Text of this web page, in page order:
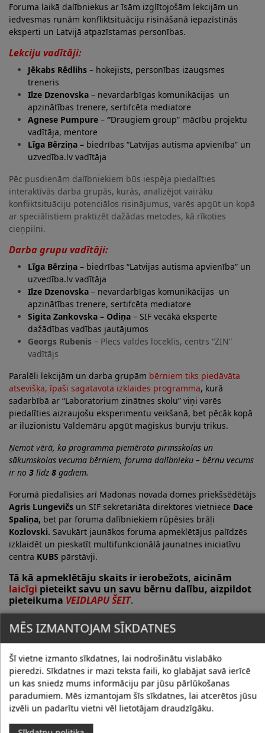
Foruma laikā dalībniekus ar īsām izglītojošām lekcijām un
iedvesmas runām konfliktsituāciju risināšanā iepazīstinās
eksperti un Latvijā atpazīstamas personības.
Lekciju vadītāji:
Jēkabs Rēdlihs – hokejists, personības izaugsmes
treneris
Ilze Dzenovska – nevardarbīgas komunikācijas un
apzinātības trenere, sertifcēta mediatore
Agnese Pumpure – “Draugiem group” mācību projektu
vadītāja, mentore
Līga Bērziņa – biedrības “Latvijas autisma apvienība” un
uzvedība.lv vadītāja
Pēc pusdienām dalībniekiem būs iespēja piedalīties
interaktīvās darba grupās, kurās, analizējot vairāku
konfliktsituāciju potenciālos risinājumus, varēs apgūt un kopā
ar speciālistiem praktizēt dažādas metodes, kā rīkoties
cieņpilni.
Darba grupu vadītāji:
Līga Bērziņa – biedrības “Latvijas autisma apvienība” un
uzvedība.lv vadītāja
Ilze Dzenovska – nevardarbīgas komunikācijas un
apzinātības trenere, sertifcēta mediatore
Sigita Zankovska – Odiņa – SIF vecākā eksperte
dažādības vadības jautājumos
Georgs Rubenis – Plecs valdes loceklis, centrs “ZIN”
vadītājs
Paralēli lekcijām un darba grupām bērniem tiks piedāvāta
atsevišķa, īpaši sagatavota izklaides programma, kurā
sadarbībā ar “Laboratorium zinātnes skolu” viņi varēs
piedalīties aizraujošu eksperimentu veikšanā, bet pēcāk kopā
ar iluzionistu Valdemāru apgūt maģiskus burvju trikus.
Ņemot vērā, ka programma piemērota pirmsskolas un
sākumskolas vecuma bērniem, foruma dalībnieku – bērnu vecums
ir no 3 līdz 8 gadiem.
Forumā piedalīsies arī Madonas novada domes priekšsēdētājs
Agris Lungevičs un SIF sekretariāta direktores vietniece Dace
Spaliņa, bet par foruma dalībniekiem rūpēsies brāļi
Kozlovski. Savukārt jaunākos foruma apmeklētājus palīdzēs
izklaidēt un pieskatīt multifunkcionālā jaunatnes iniciatīvu
centra KUBS pārstāvji.
Tā kā apmeklētāju skaits ir ierobežots, aicinām
laicīgi pieteikt savu un savu bērnu dalību, aizpildot
pieteikuma VEIDLAPU ŠEIT.
Uz tikšanos ģimeņu forumā!
Foto galerija
MĒS IZMANTOJAM SĪKDATNES
Šī vietne izmanto sīkdatnes, lai nodrošinātu vislabāko
pieredzi. Sīkdatnes ir mazi teksta faili, ko glabājat savā ierīcē
un kas sniedz mums informāciju par jūsu pārlūkošanas
paradumiem. Mēs izmantojam šīs sīkdatnes, lai atcerētos jūsu
izvēli un padarītu vietni vēl lietotājam draudzīgāku.